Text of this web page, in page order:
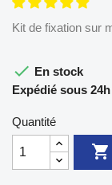
Kit de fixation sur
 En stock
Expédié sous 24h
Quantité
